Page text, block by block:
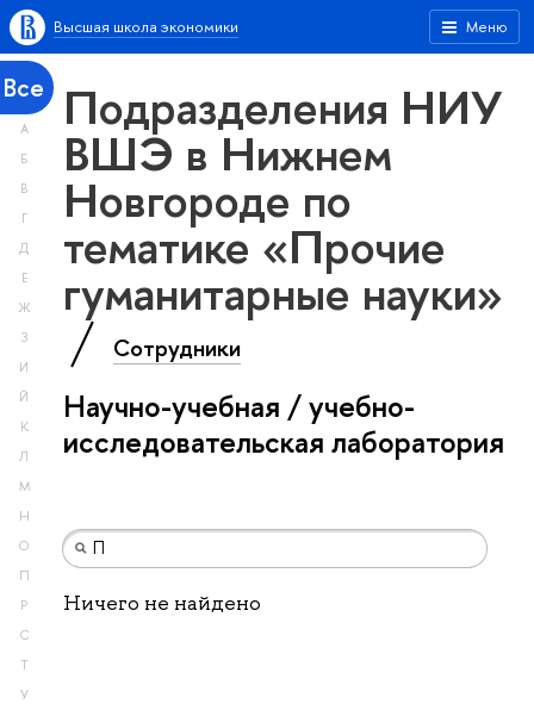
Меню
Высшая школа экономики
Все
А
Б
В
Г
Д
Е
Ж
З
И
Й
К
Л
М
Н
О
П
Р
С
Т
У
Подразделения НИУ
ВШЭ в Нижнем
Новгороде по
тематике «Прочие
гуманитарные науки»
Сотрудники
Научно-учебная / учебно-
исследовательская лаборатория
Ничего не найдено